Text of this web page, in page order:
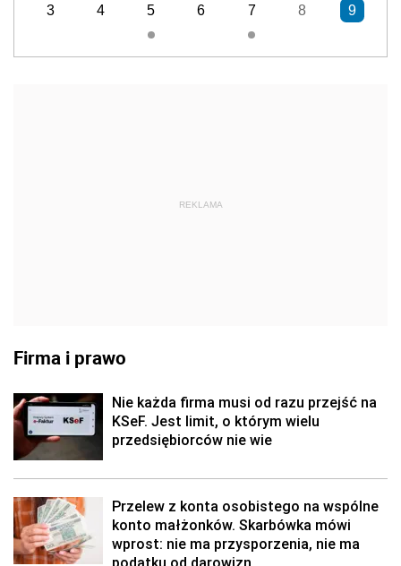
3 4 5 6 7 8 9
REKLAMA
Firma i prawo
Nie każda firma musi od razu przejść na
KSeF. Jest limit, o którym wielu
przedsiębiorców nie wie
Przelew z konta osobistego na wspólne
konto małżonków. Skarbówka mówi
wprost: nie ma przysporzenia, nie ma